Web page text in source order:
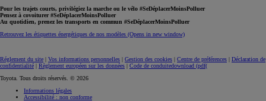
Pour les trajets courts, privilégiez la marche ou le vélo #SeDéplacerMoinsPolluer
Pensez à covoiturer #SeDéplacerMoinsPolluer
Au quotidien, prenez les transports en commun #SeDéplacerMoinsPolluer
Retrouvez les étiquettes énergétiques de nos modèles (Opens in new window)
Réglement du site | Vos informations personnelles | Gestion des cookies | Centre de préférences | Déclaration de
confidentialité | Règlement européen sur les données | Code de conduitedownload (pdf(
Toyota. Tous droits réservés. © 2026
Informations légales
Accessibilité : non conforme